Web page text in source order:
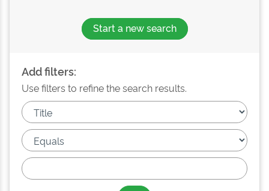
Start a new search
Add filters:
Use filters to refine the search results.